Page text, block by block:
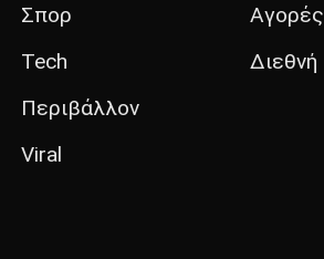
Σπορ
Tech
Περιβάλλον
Viral
Αγορές
Διεθνή